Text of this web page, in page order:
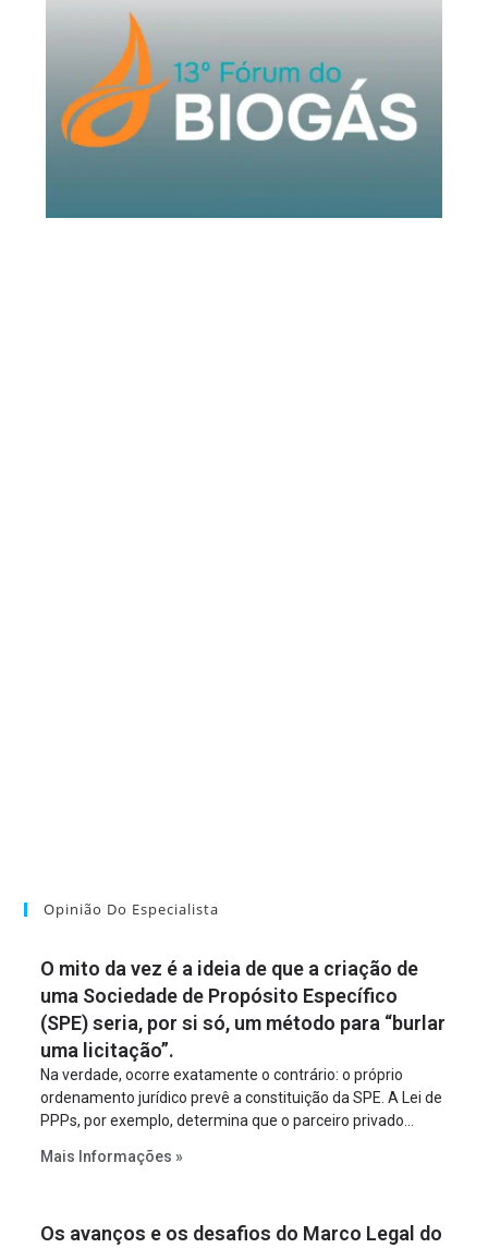
Opinião Do Especialista
O mito da vez é a ideia de que a criação de
uma Sociedade de Propósito Específico
(SPE) seria, por si só, um método para “burlar
uma licitação”.
Na verdade, ocorre exatamente o contrário: o próprio
ordenamento jurídico prevê a constituição da SPE. A Lei de
PPPs, por exemplo, determina que o parceiro privado
empreendimento. Ou seja, a suposta “fraude à licitação” é
projeto a projeto.
Mais Informações »
Os avanços e os desafios do Marco Legal do